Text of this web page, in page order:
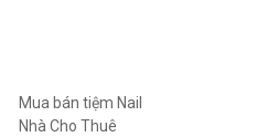
Mua bán tiệm Nail
Nhà Cho Thuê